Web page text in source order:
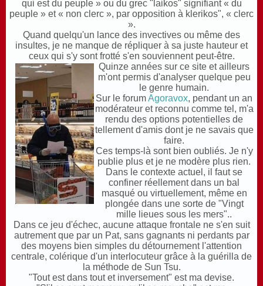
qui est du peuple » ou du grec "laikos" signifiant « du
peuple » et « non clerc », par opposition à klerikos", « clerc
».
Quand quelqu'un lance des invectives ou même des
insultes, je ne manque de répliquer à sa juste hauteur et
ceux qui s'y sont frotté s'en souviennent peut-être.
Quinze années sur ce site et ailleurs
m'ont permis d'analyser quelque peu
le genre humain.
Sur le forumAgoravox, pendant un an
modérateur et reconnu comme tel, m'a
rendu des options potentielles de
tellement d'amis dont je ne savais que
faire.
Ces temps-là sont bien oubliés. Je n'y
publie plus et je ne modère plus rien.
Dans le contexte actuel, il faut se
confiner réellement dans un bal
masqué ou virtuellement, même en
plongée dans une sorte de "Vingt
mille lieues sous les mers"..
Dans ce jeu d'échec, aucune attaque frontale ne s'en suit
autrement que par un Pat, sans gagnants ni perdants par
des moyens bien simples du détournement l'attention
centrale, colérique d'un interlocuteur grâce à la guérilla de
la méthode de Sun Tsu.
"Tout est dans tout et inversement" est ma devise.